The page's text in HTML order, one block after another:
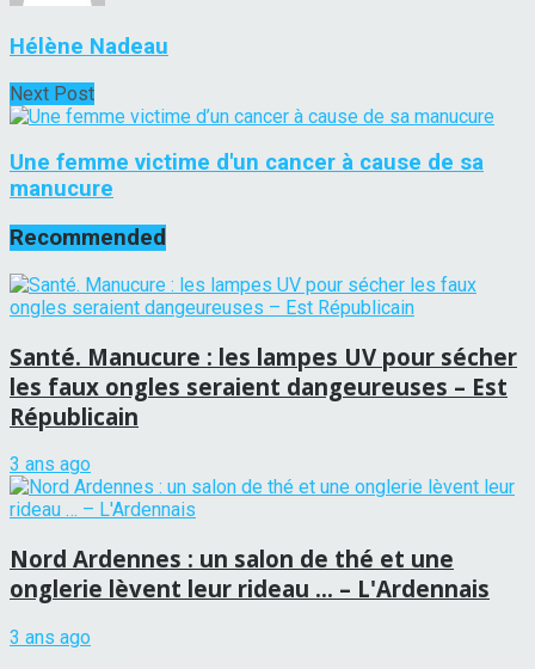
Hélène Nadeau
Next Post
Une femme victime d'un cancer à cause de sa
manucure
Recommended
Santé. Manucure : les lampes UV pour sécher
les faux ongles seraient dangeureuses – Est
Républicain
3 ans ago
Nord Ardennes : un salon de thé et une
onglerie lèvent leur rideau … – L'Ardennais
3 ans ago